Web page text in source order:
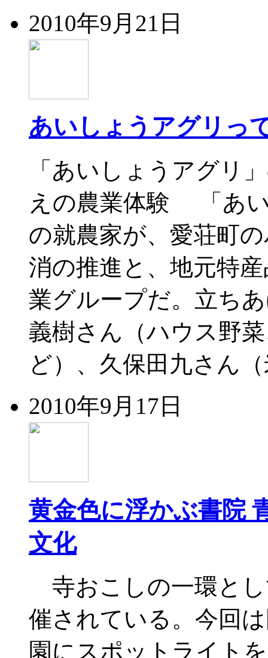
2010年9月21日
あいしょうアグリっ
「あいしょうアグリ
えの農業体験 「あ
の就農家が、愛荘町
消の推進と、地元特
業グループだ。立ち
義樹さん（ハウス野
ど）、久保田九さん
2010年9月17日
黄金色に浮かぶ書院
文化
寺おこしの一環と
催されている。今回
園にスポットライト